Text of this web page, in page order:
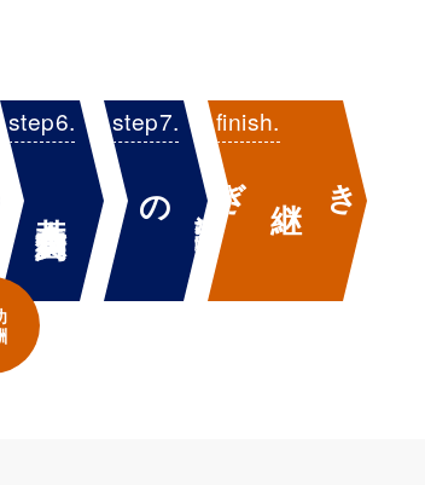
プ 譲渡契約
の
締結 き
ぎ